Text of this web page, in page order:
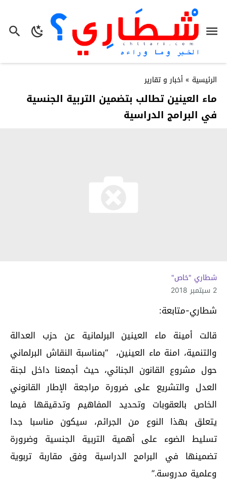
الرئيسية » أخبار و تقارير
ماء العينين تطالب بتضمين التربية الجنسية
في البرامج الدراسية
شطاري "خاص"
2 سبتمبر 2018
شطاري-متابعة:
قالت أمينة ماء العينين البرلمانية عن حزب العدالة
والتنمية، امنة ماء العينين، “بمناسبة النقاش البرلماني
حول مشروع القانون الجنائي، حيث أجمعنا داخل لجنة
العدل والتشريع على ضرورة مراجعة الإطار القانوني
الخاص بالعقوبات وتحديد المفاهيم وتدقيقها فيما
يتعلق بهذا النوع من الجرائم، سيكون مناسبا جدا
تسليط الضوء على أهمية التربية الجنسية وضرورة
تضمينها في البرامج الدراسية وفق مقاربة تربوية
وعلمية مدروسة.”